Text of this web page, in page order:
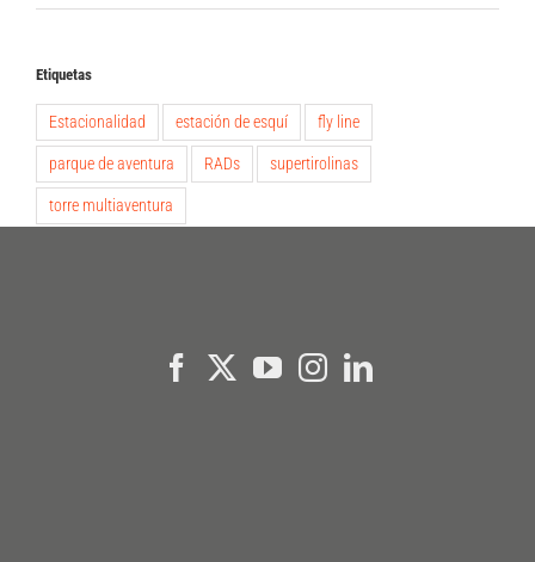
Etiquetas
Estacionalidad estación de esquí fly line
parque de aventura RADs supertirolinas
torre multiaventura